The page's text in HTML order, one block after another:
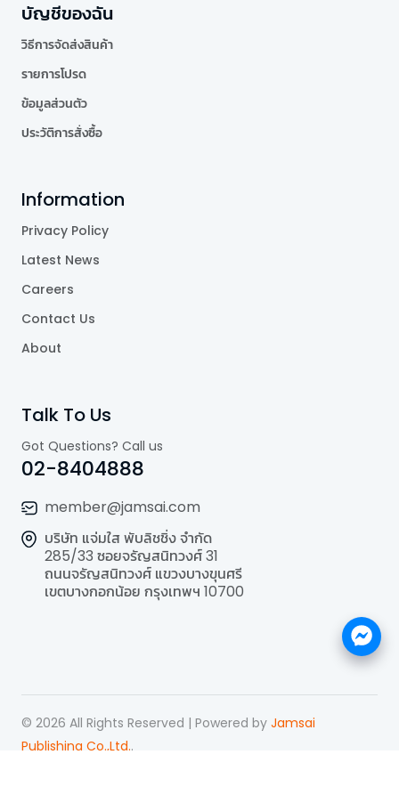
บัญชีของฉัน
วิธีการจัดส่งสินค้า
รายการโปรด
ข้อมูลส่วนตัว
ประวัติการสั่งซื้อ
Information
Privacy Policy
Latest News
Careers
Contact Us
About
Talk To Us
Got Questions? Call us
02-8404888
member@jamsai.com
บริษัท แจ่มใส พับลิชชิ่ง จำกัด
285/33 ซอยจรัญสนิทวงศ์ 31
ถนนจรัญสนิทวงศ์ แขวงบางขุนศรี
เขตบางกอกน้อย กรุงเทพฯ 10700
© 2026 All Rights Reserved | Powered by Jamsai
Publishing Co.,Ltd..